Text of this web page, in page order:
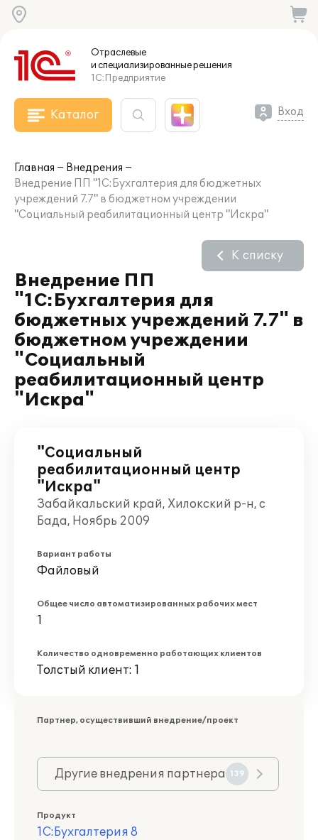
Отраслевые
и специализированныерешения
1С:Предприятие
Каталог Вход
Главная
Внедрения
Внедрение ПП "1С:Бухгалтерия для бюджетных
учреждений 7.7" в бюджетном учреждении
"Социальный реабилитационный центр "Искра"
Внедрение ПП
"1С:Бухгалтерия для
бюджетных учреждений 7.7" в
бюджетном учреждении
"Социальный
реабилитационный центр
"Искра"
К списку
"Социальный
реабилитационный центр
"Искра"
Забайкальский край, Хилокский р-н, с
Бада, Ноябрь 2009
Вариант работы
Файловый
Общее число автоматизированных рабочих мест
1
Количество одновременно работающих клиентов
Толстый клиент: 1
Партнер, осуществивший внедрение/проект
Другие внедрения партнера 139
Продукт
1С:Бухгалтерия 8